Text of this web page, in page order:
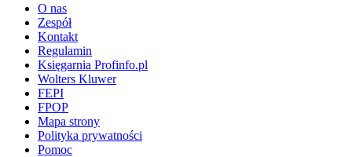
O nas
Zespół
Kontakt
Regulamin
Księgarnia Profinfo.pl
Wolters Kluwer
FEPI
FPOP
Mapa strony
Polityka prywatności
Pomoc